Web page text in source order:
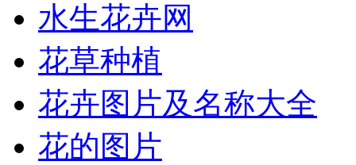
水生花卉网
花草种植
花卉图片及名称大全
花的图片